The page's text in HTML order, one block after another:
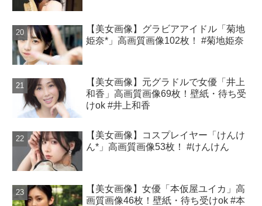
【美女画像】グラビアアイドル「菊地
姫奈*」高画質画像102枚！ #菊地姫奈
【美女画像】元グラドルで女優「井上
和香」高画質画像69枚！壁紙・待ち受
けok #井上和香
【美女画像】コスプレイヤー「けんけ
ん*」高画質画像53枚！ #けんけん
【美女画像】女優「本仮屋ユイカ」高
画質画像46枚！壁紙・待ち受けok #本